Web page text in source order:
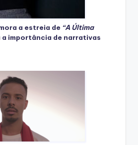
a estreia de “A Última
importância de narrativas